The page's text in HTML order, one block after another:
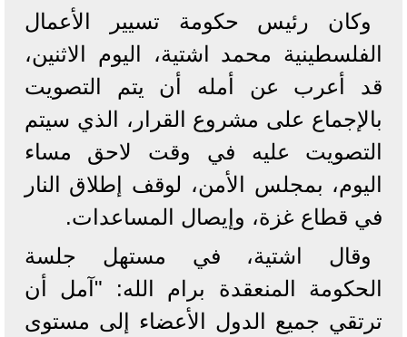
وكان رئيس حكومة تسيير الأعمال
الفلسطينية محمد اشتية، اليوم الاثنين،
قد أعرب عن أمله أن يتم التصويت
بالإجماع على مشروع القرار، الذي سيتم
التصويت عليه في وقت لاحق مساء
اليوم، بمجلس الأمن، لوقف إطلاق النار
في قطاع غزة، وإيصال المساعدات.
وقال اشتية، في مستهل جلسة
الحكومة المنعقدة برام الله: "آمل أن
ترتقي جميع الدول الأعضاء إلى مستوى